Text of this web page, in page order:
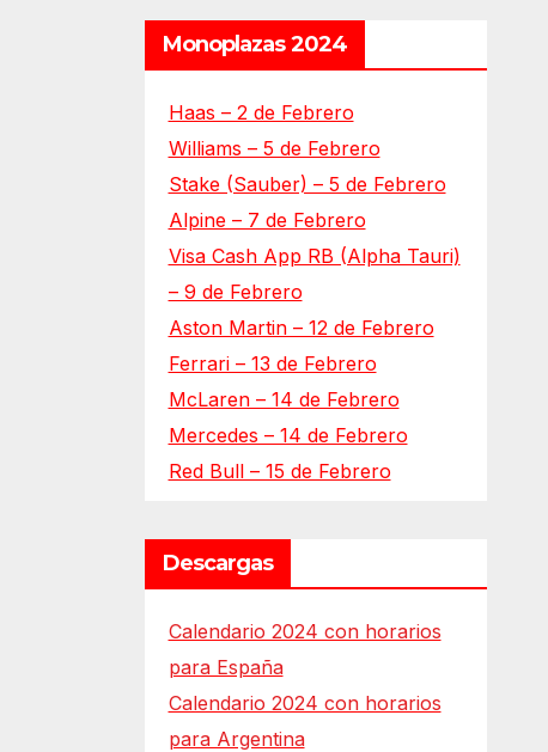
Monoplazas 2024
Haas – 2 de Febrero
Williams – 5 de Febrero
Stake (Sauber) – 5 de Febrero
Alpine – 7 de Febrero
Visa Cash App RB (Alpha Tauri)
– 9 de Febrero
Aston Martin – 12 de Febrero
Ferrari – 13 de Febrero
McLaren – 14 de Febrero
Mercedes – 14 de Febrero
Red Bull – 15 de Febrero
Descargas
Calendario 2024 con horarios
para España
Calendario 2024 con horarios
para Argentina